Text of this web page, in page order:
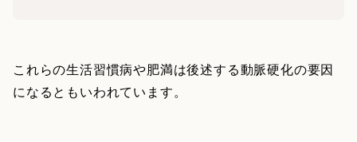
これらの生活習慣病や肥満は後述する動脈硬化の要因
になるともいわれています。